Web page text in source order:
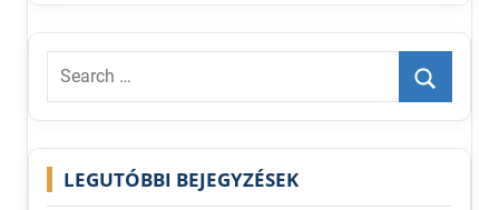
adatok
Liszt
Search
Search
LEGUTÓBBI BEJEGYZÉSEK